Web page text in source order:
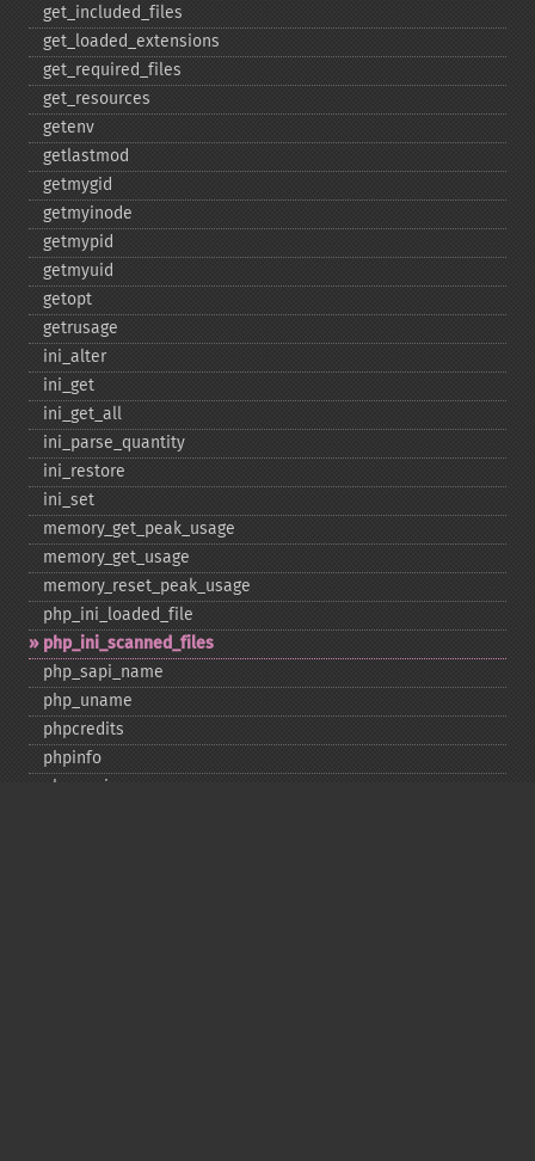
get_​included_​files
get_​loaded_​extensions
get_​required_​files
get_​resources
getenv
getlastmod
getmygid
getmyinode
getmypid
getmyuid
getopt
getrusage
ini_​alter
ini_​get
ini_​get_​all
ini_​parse_​quantity
ini_​restore
ini_​set
memory_​get_​peak_​usage
memory_​get_​usage
memory_​reset_​peak_​usage
php_​ini_​loaded_​file
php_​ini_​scanned_​files
php_​sapi_​name
php_​uname
phpcredits
phpinfo
phpversion